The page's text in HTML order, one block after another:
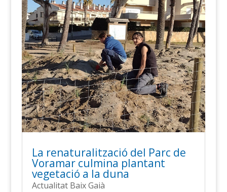
La renaturalització del Parc de
Voramar culmina plantant
vegetació a la duna
Actualitat Baix Gaià